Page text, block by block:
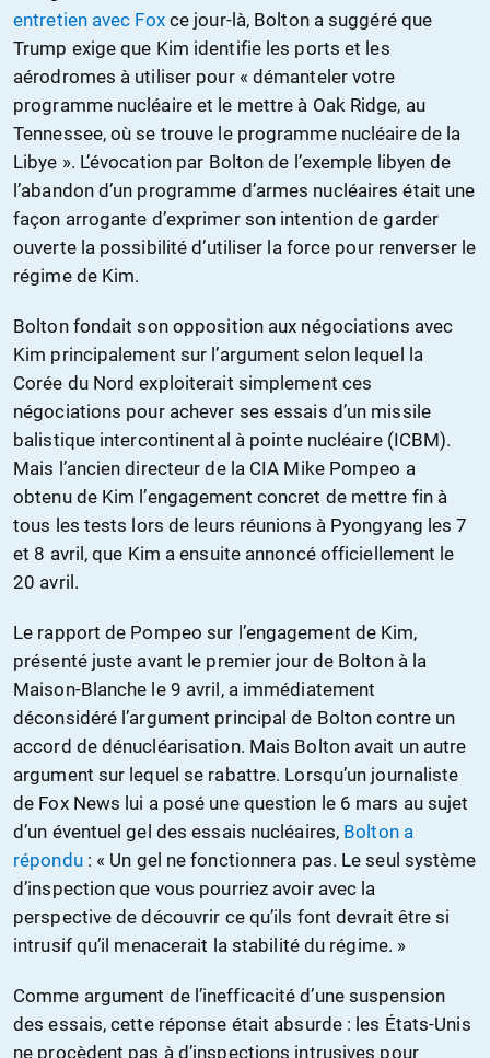
entretien avec Foxce jour-là, Bolton a suggéré que
Trump exige que Kim identifie les ports et les
aérodromes à utiliser pour « démanteler votre
programme nucléaire et le mettre à Oak Ridge, au
Tennessee, où se trouve le programme nucléaire de la
Libye ». L’évocation par Bolton de l’exemple libyen de
l’abandon d’un programme d’armes nucléaires était une
façon arrogante d’exprimer son intention de garder
ouverte la possibilité d’utiliser la force pour renverser le
régime de Kim.
Bolton fondait son opposition aux négociations avec
Kim principalement sur l’argument selon lequel la
Corée du Nord exploiterait simplement ces
négociations pour achever ses essais d’un missile
balistique intercontinental à pointe nucléaire (ICBM).
Mais l’ancien directeur de la CIA Mike Pompeo a
obtenu de Kim l’engagement concret de mettre fin à
tous les tests lors de leurs réunions à Pyongyang les 7
et 8 avril, que Kim a ensuite annoncé officiellement le
20 avril.
Le rapport de Pompeo sur l’engagement de Kim,
présenté juste avant le premier jour de Bolton à la
Maison-Blanche le 9 avril, a immédiatement
déconsidéré l’argument principal de Bolton contre un
accord de dénucléarisation. Mais Bolton avait un autre
argument sur lequel se rabattre. Lorsqu’un journaliste
de Fox News lui a posé une question le 6 mars au sujet
d’un éventuel gel des essais nucléaires, Bolton a
répondu: « Un gel ne fonctionnera pas. Le seul système
d’inspection que vous pourriez avoir avec la
perspective de découvrir ce qu’ils font devrait être si
intrusif qu’il menacerait la stabilité du régime. »
Comme argument de l’inefficacité d’une suspension
des essais, cette réponse était absurde : les États-Unis
ne procèdent pas à d’inspections intrusives pour